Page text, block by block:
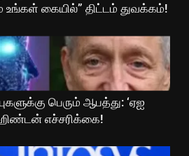
உங்கள் கையில்” திட்டம் துவக்கம்!
பெரும் ஆபத்து: ‘ஏஐ
ஹிண்டன் எச்சரிக்கை!